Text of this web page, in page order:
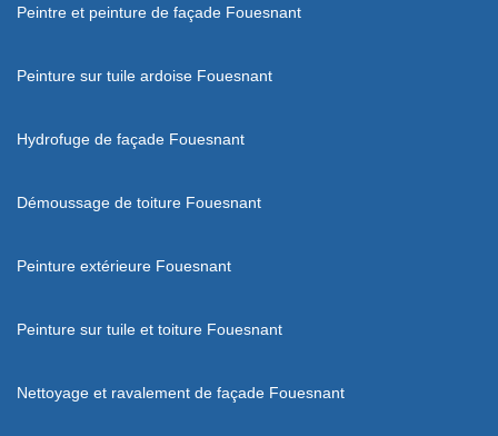
Peintre et peinture de façade Fouesnant
Peinture sur tuile ardoise Fouesnant
Hydrofuge de façade Fouesnant
Démoussage de toiture Fouesnant
Peinture extérieure Fouesnant
Peinture sur tuile et toiture Fouesnant
Nettoyage et ravalement de façade Fouesnant